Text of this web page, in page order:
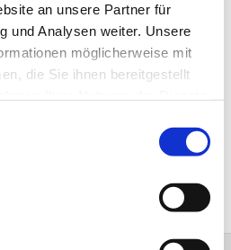
an unsere Partner für
und Analysen weiter. Unsere
möglicherweise mit
die Sie ihnen bereitgestellt